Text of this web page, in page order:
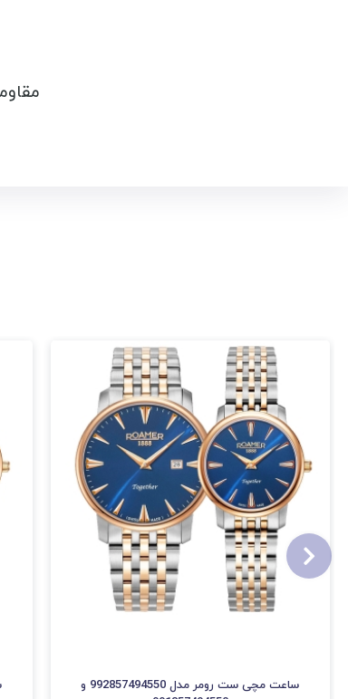
ساعت مچی ست رومر مدل 992857494550 و